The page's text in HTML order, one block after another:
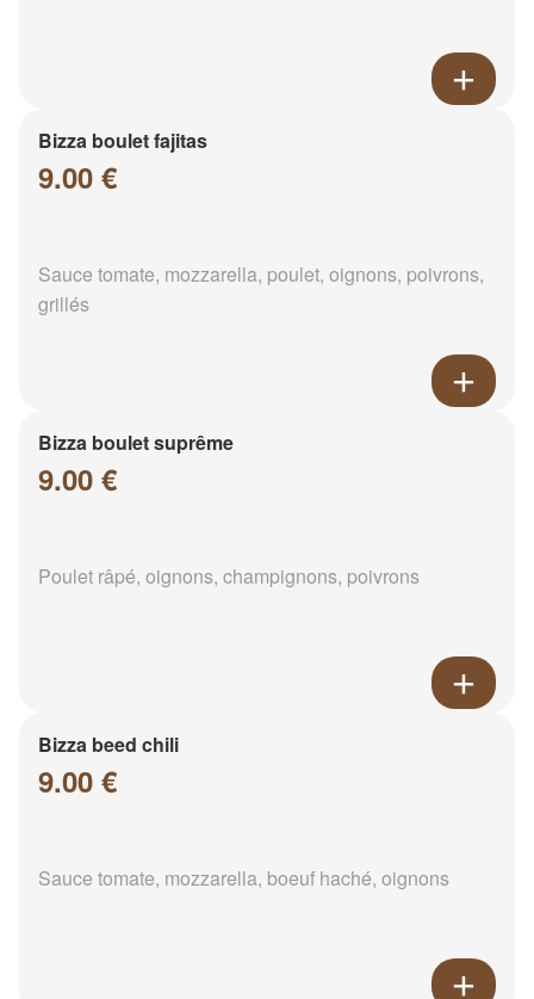
Bizza boulet fajitas
9.00 €
Sauce tomate, mozzarella, poulet, oignons, poivrons,
grillés
Bizza boulet suprême
9.00 €
Poulet râpé, oignons, champignons, poivrons
Bizza beed chili
9.00 €
Sauce tomate, mozzarella, boeuf haché, oignons